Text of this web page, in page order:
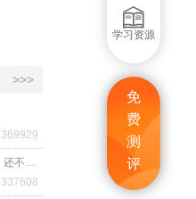

学习资源
免
费
测
评
>>>
369929
337608